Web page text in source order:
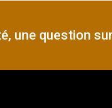
une question